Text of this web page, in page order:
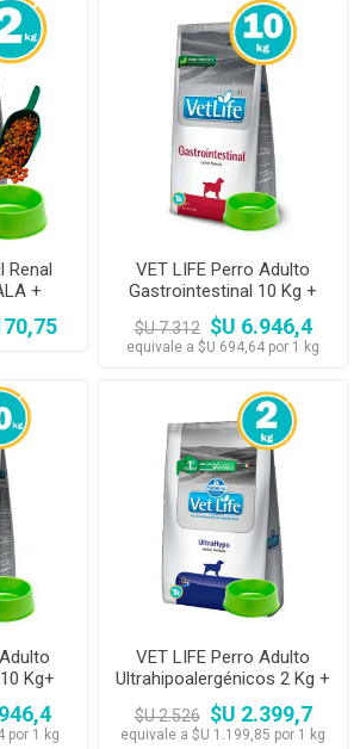
Renal
+
VET LIFE Perro Adulto
Gastrointestinal 10 Kg +
Comedero
$U 7.312 $U 6.946,4
equivale a $U 694,64 por 1 kg
Kg+
por 1 kg
VET LIFE Perro Adulto
Ultrahipoalergénicos 2 Kg +
Comedero
$U 2.526 $U 2.399,7
equivale a $U 1.199,85 por 1 kg